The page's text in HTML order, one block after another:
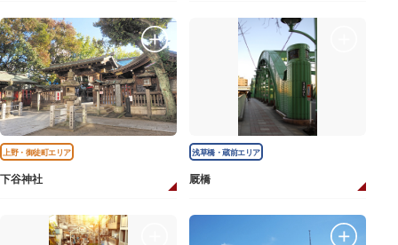
上野・御徒町エリア
下谷神社
浅草橋・蔵前エリア
厩橋